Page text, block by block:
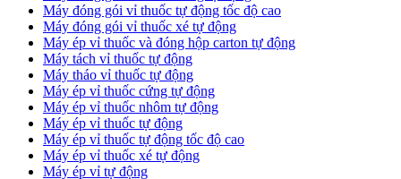
Máy đóng gói vỉ thuốc tự động tốc độ cao
Máy đóng gói vỉ thuốc xé tự động
​Máy ép vỉ thuốc và đóng hộp carton tự động
​Máy tách vỉ thuốc tự động
​Máy tháo vỉ thuốc tự động
​Máy ép vỉ thuốc cứng tự động
Máy ép vỉ thuốc nhôm tự động
Máy ép vỉ thuốc tự động​
​Máy ép vỉ thuốc tự động tốc độ cao
​Máy ép vỉ thuốc xé tự động
​Máy ép vỉ tự động